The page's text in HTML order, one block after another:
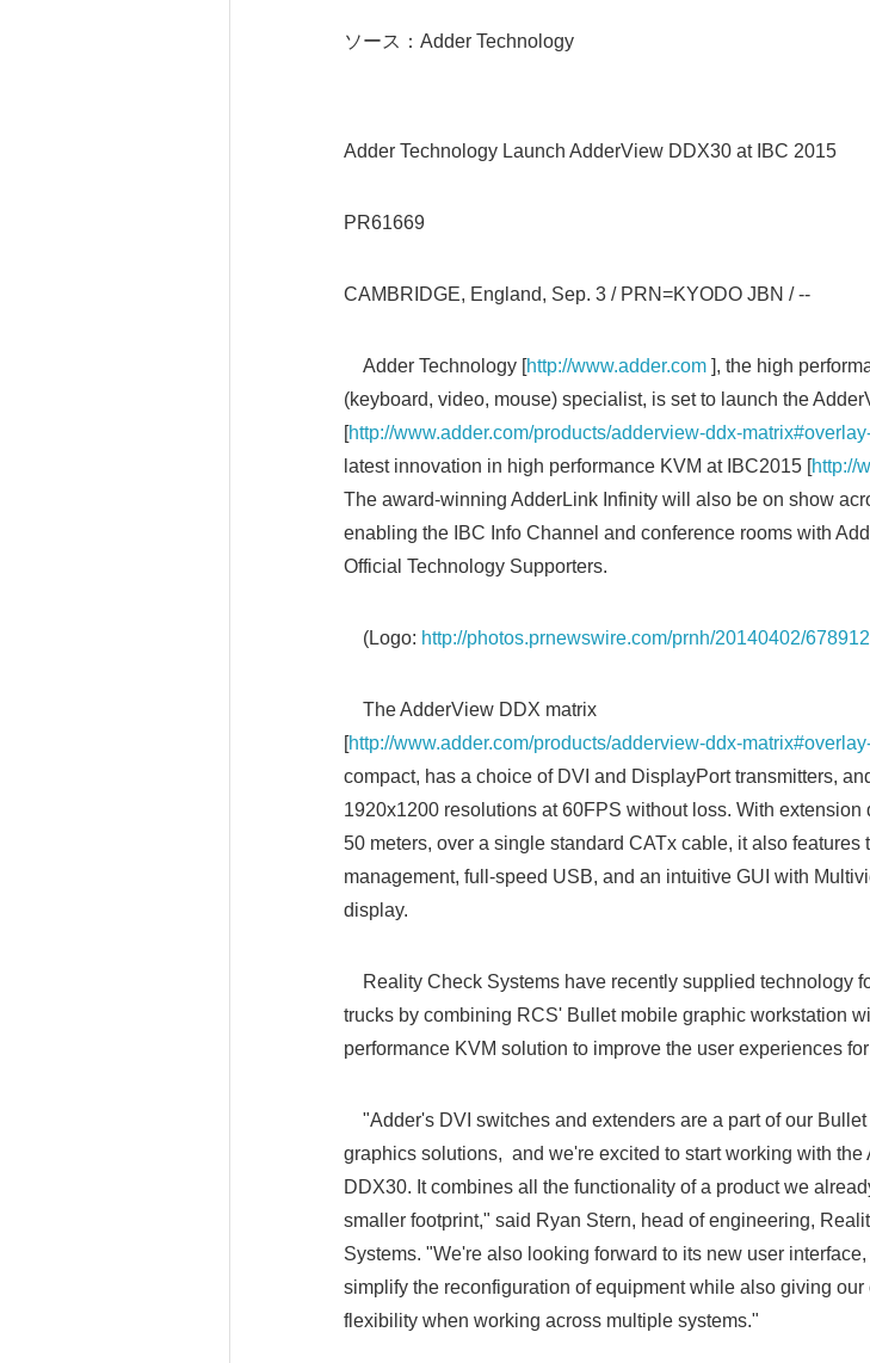
ソース：Adder Technology
Adder Technology Launch AdderView DDX30 at IBC 2015
PR61669
CAMBRIDGE, England, Sep. 3 / PRN=KYODO JBN / --
Adder Technology [http://www.adder.com], the high
(keyboard, video, mouse) specialist, is set to launch the
[http://www.adder.com/products/adderview-ddx-
latest innovation in high performance KVM at IBC2015 [http://
The award-winning AdderLink Infinity will also be on show
enabling the IBC Info Channel and conference rooms with
Official Technology Supporters.
(Logo: http://photos.prnewswire.com/prnh/20140402/678912
The AdderView DDX matrix
[http://www.adder.com/products/adderview-ddx-
compact, has a choice of DVI and DisplayPort transmitters,
1920x1200 resolutions at 60FPS without loss. With extension
50 meters, over a single standard CATx cable, it also features
management, full-speed USB, and an intuitive GUI with
display.
Reality Check Systems have recently supplied technology
trucks by combining RCS' Bullet mobile graphic workstation
performance KVM solution to improve the user experiences
"Adder's DVI switches and extenders are a part of our
graphics solutions, and we're excited to start working with the
DDX30. It combines all the functionality of a product we
smaller footprint," said Ryan Stern, head of engineering,
Systems. "We're also looking forward to its new user
simplify the reconfiguration of equipment while also giving our
flexibility when working across multiple systems."